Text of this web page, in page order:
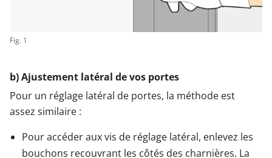
Fig. 1
b) Ajustement latéral de vos portes
Pour un réglage latéral de portes, la méthode est
assez similaire :
Pour accéder aux vis de réglage latéral, enlevez les
bouchons recouvrant les côtés des charnières. La